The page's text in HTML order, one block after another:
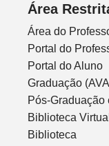
Área
Área do
Portal do
Portal do Aluno
Graduação
Pós-Graduação
Biblioteca Virtual
Biblioteca